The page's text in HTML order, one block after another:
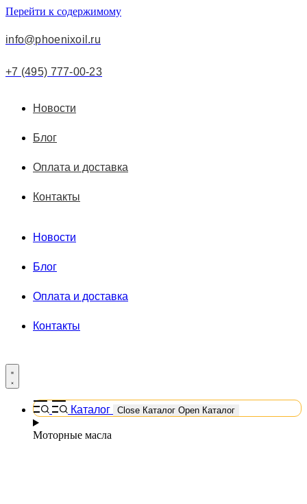
Перейти к содержимому
info@phoenixoil.ru
+7 (495) 777-00-23
Новости
Блог
Оплата и доставка
Контакты
Новости
Блог
Оплата и доставка
Контакты
Каталог Close Каталог Open Каталог
Моторные масла